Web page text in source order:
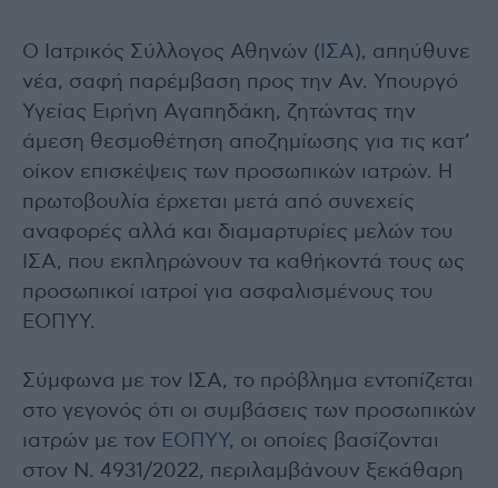
Ο Ιατρικός Σύλλογος Αθηνών ( ΙΣΑ), απηύθυνε
νέα, σαφή παρέμβαση προς την Αν. Υπουργό
Υγείας Ειρήνη Αγαπηδάκη, ζητώντας την
άμεση θεσμοθέτηση αποζημίωσης για τις κατ’
οίκον επισκέψεις των προσωπικών ιατρών. Η
πρωτοβουλία έρχεται μετά από συνεχείς
αναφορές αλλά και διαμαρτυρίες μελών του
ΙΣΑ, που εκπληρώνουν τα καθήκοντά τους ως
προσωπικοί ιατροί για ασφαλισμένους του
ΕΟΠΥΥ.
Σύμφωνα με τον ΙΣΑ, το πρόβλημα εντοπίζεται
στο γεγονός ότι οι συμβάσεις των προσωπικών
ιατρών με τον ΕΟΠΥΥ, οι οποίες βασίζονται
στον Ν. 4931/2022, περιλαμβάνουν ξεκάθαρη